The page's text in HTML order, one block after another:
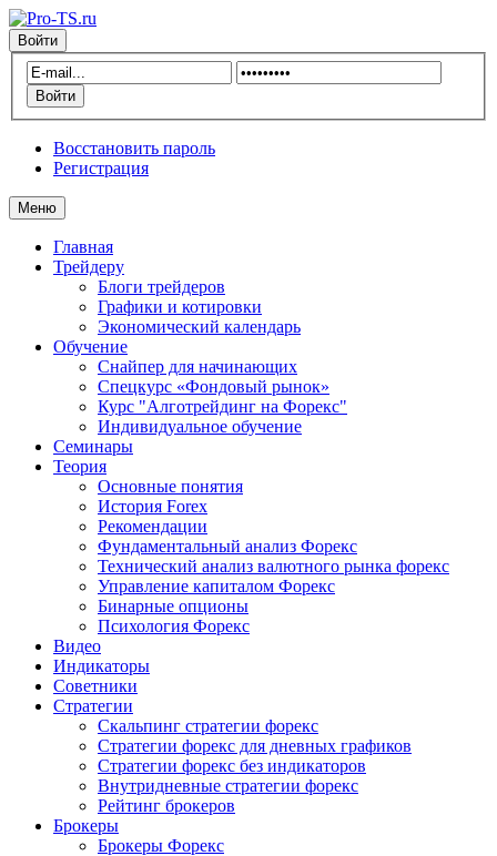
Войти
Восстановить пароль
Регистрация
Меню
Главная
Трейдеру
Блоги трейдеров
Графики и котировки
Экономический календарь
Обучение
Снайпер для начинающих
Спецкурс «Фондовый рынок»
Курс "Алготрейдинг на Форекс"
Индивидуальное обучение
Семинары
Теория
Основные понятия
История Forex
Рекомендации
Фундаментальный анализ Форекс
Технический анализ валютного рынка форекс
Управление капиталом Форекс
Бинарные опционы
Психология Форекс
Видео
Индикаторы
Советники
Стратегии
Скальпинг стратегии форекс
Стратегии форекс для дневных графиков
Стратегии форекс без индикаторов
Внутридневные стратегии форекс
Рейтинг брокеров
Брокеры
Брокеры Форекс